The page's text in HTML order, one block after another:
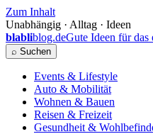
Zum Inhalt
Unabhängig · Alltag · Ideen
blabliblog.deGute Ideen für das
⌕ Suchen
Events & Lifestyle
Auto & Mobilität
Wohnen & Bauen
Reisen & Freizeit
Gesundheit &